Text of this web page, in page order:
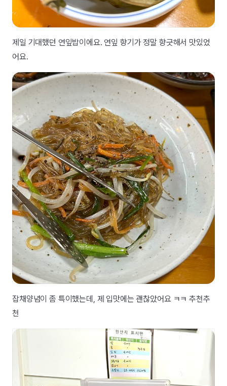
제일 기대했던 연잎밥이에요. 연잎 향기가 정말 향긋해서 맛있었
어요.
잡채양념이 좀 특이했는데, 제 입맛에는 괜찮았어요 ㅋㅋ 추천추
천